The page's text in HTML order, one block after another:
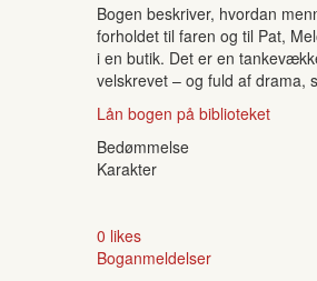
Bogen beskriver, hvordan
forholdet til faren og til Pat,
i en butik. Det er en
velskrevet – og fuld af drama,
Lån bogen på biblioteket
Bedømmelse
Karakter
0 likes
Boganmeldelser